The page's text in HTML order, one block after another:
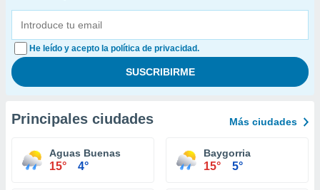
He leído y acepto la política de privacidad.
Principales ciudades Más ciudades
Aguas Buenas
15° 4°
Baygorria
15° 5°